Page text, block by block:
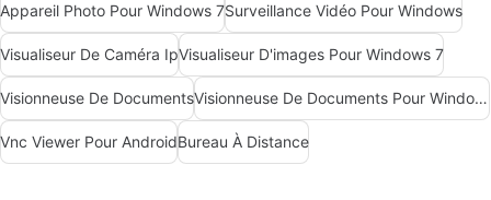
Appareil Photo Pour Windows 7Surveillance Vidéo Pour Windows
Visualiseur De Caméra IpVisualiseur D'images Pour Windows 7
Visionneuse De Documents Visionneuse De Documents Pour Windows
Vnc Viewer Pour AndroidBureau À Distance